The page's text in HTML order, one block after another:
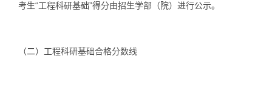
考生“工程科研基础”得分由招生学部（院）进行公示。
（二） 工程科研基础合格分数线